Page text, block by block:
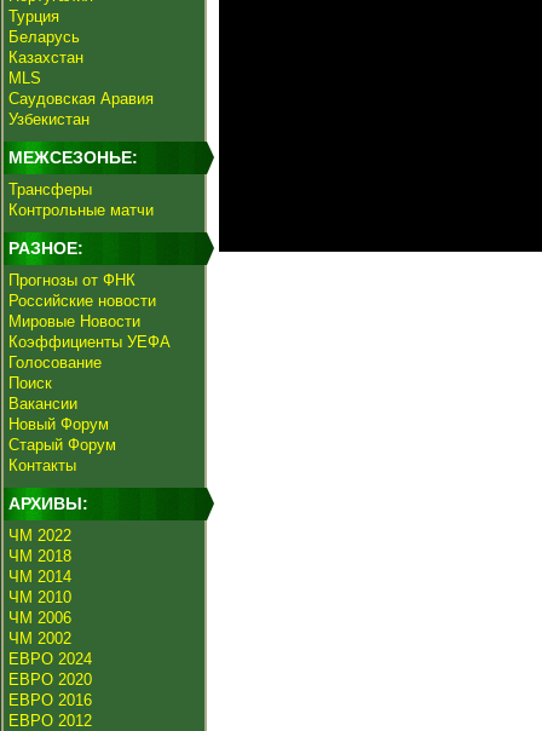
Турция
Беларусь
Казахстан
MLS
Саудовская Аравия
Узбекистан
МЕЖСЕЗОНЬЕ:
Трансферы
Контрольные матчи
РАЗНОЕ:
Прогнозы от ФНК
Российские новости
Мировые Новости
Коэффициенты УЕФА
Голосование
Поиск
Вакансии
Новый Форум
Старый Форум
Контакты
АРХИВЫ:
ЧМ 2022
ЧМ 2018
ЧМ 2014
ЧМ 2010
ЧМ 2006
ЧМ 2002
ЕВРО 2024
ЕВРО 2020
ЕВРО 2016
ЕВРО 2012